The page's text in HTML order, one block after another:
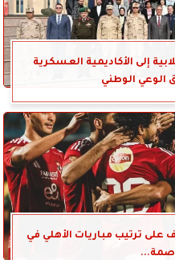
إلى الأكاديمية العسكرية
الوعي الوطني
على ترتيب مباريات الأهلي في